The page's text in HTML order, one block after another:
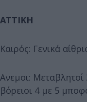
ΑΤΤΙΚΗ
Καιρός: Γενικά
Ανεμοι: Μεταβλητοί
βόρειοι 4 με 5